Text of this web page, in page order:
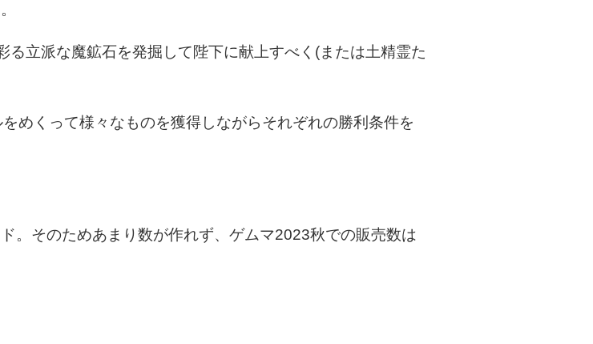
立派な魔鉱石を発掘して陛下に献上すべく(または土精霊た
めくって様々なものを獲得しながらそれぞれの勝利条件を
。そのためあまり数が作れず、ゲムマ2023秋での販売数は